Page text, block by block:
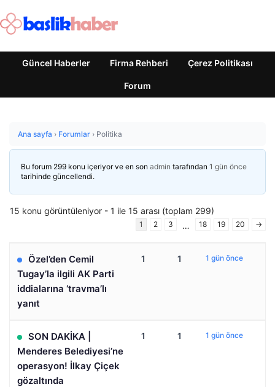
Güncel Haberler Firma Rehberi Çerez Politikası
Forum
Ana sayfa › Forumlar › Politika
Bu forum 299 konu içeriyor ve en son admin tarafından 1 gün önce
tarihinde güncellendi.
15 konu görüntüleniyor - 1 ile 15 arası (toplam 299)
1 2 3 … 18 19 20 →
Özel’den Cemil
Tugay’la ilgili AK Parti
iddialarına ‘travma’lı
yanıt
1 1 1 gün önce
SON DAKİKA |
Menderes Belediyesi’ne
operasyon! İlkay Çiçek
gözaltında
1 1 1 gün önce